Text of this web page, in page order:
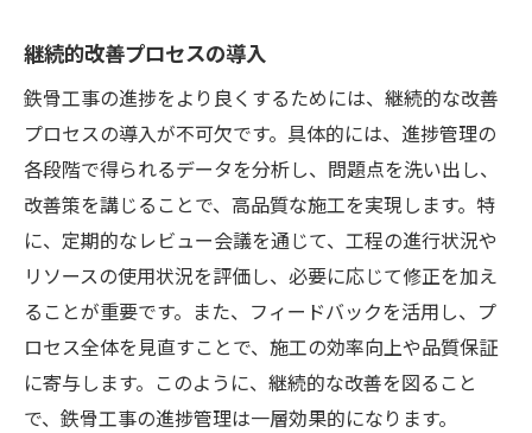
継続的改善プロセスの導入
鉄骨工事の進捗をより良くするためには、継続的な改善
プロセスの導入が不可欠です。具体的には、進捗管理の
各段階で得られるデータを分析し、問題点を洗い出し、
改善策を講じることで、高品質な施工を実現します。特
に、定期的なレビュー会議を通じて、工程の進行状況や
リソースの使用状況を評価し、必要に応じて修正を加え
ることが重要です。また、フィードバックを活用し、プ
ロセス全体を見直すことで、施工の効率向上や品質保証
に寄与します。このように、継続的な改善を図ること
で、鉄骨工事の進捗管理は一層効果的になります。